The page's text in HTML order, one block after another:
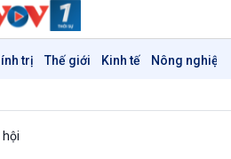
trị Thế giới Kinh tế Nông nghiệp
hội